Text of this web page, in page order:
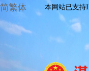
简繁体 本网站已支持